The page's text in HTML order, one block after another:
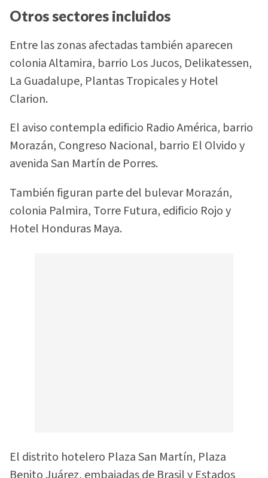
Otros sectores incluidos
Entre las zonas afectadas también aparecen
colonia Altamira, barrio Los Jucos, Delikatessen,
La Guadalupe, Plantas Tropicales y Hotel
Clarion.
El aviso contempla edificio Radio América, barrio
Morazán, Congreso Nacional, barrio El Olvido y
avenida San Martín de Porres.
También figuran parte del bulevar Morazán,
colonia Palmira, Torre Futura, edificio Rojo y
Hotel Honduras Maya.
El distrito hotelero Plaza San Martín, Plaza